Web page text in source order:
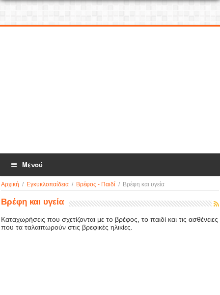
Μενού
Αρχική / Εγκυκλοπαίδεια / Βρέφος - Παιδί / Βρέφη και υγεία
Βρέφη και υγεία
Καταχωρήσεις που σχετίζονται με το βρέφος, το παιδί και τις ασθένειες
που τα ταλαιπωρούν στις βρεφικές ηλικίες.